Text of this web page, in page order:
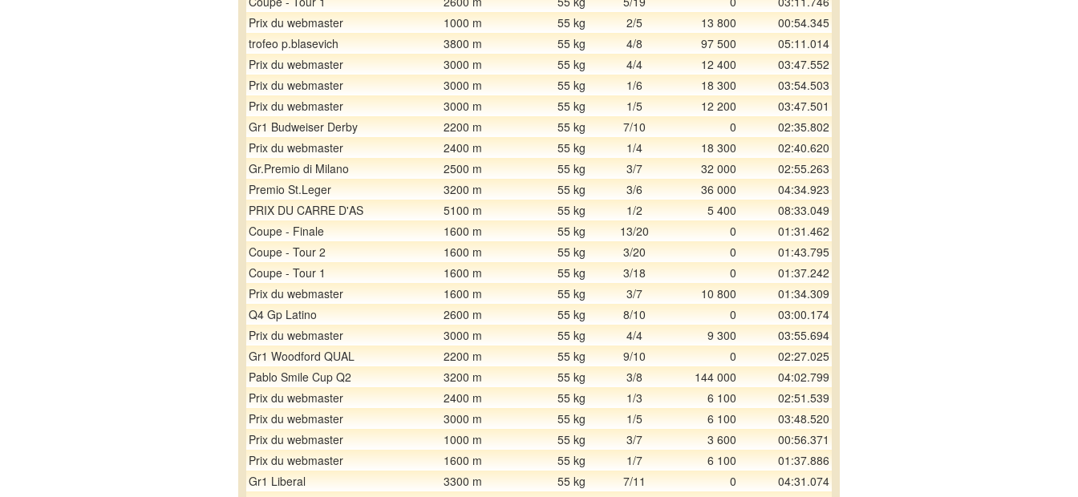
Prix du webmaster
1000 m 55 kg 2/5 13 800
00:54.345
trofeo p.blasevich
3800 m 55 kg 4/8 97 500
05:11.014
Prix du webmaster
3000 m 55 kg 4/4 12 400
03:47.552
Prix du webmaster
3000 m 55 kg 1/6 18 300
03:54.503
Prix du webmaster
3000 m 55 kg 1/5 12 200
03:47.501
Gr1 Budweiser Derby
2200 m 55 kg 7/10 0
02:35.802
Prix du webmaster
2400 m 55 kg 1/4 18 300
02:40.620
Gr.Premio di Milano
2500 m 55 kg 3/7 32 000
02:55.263
Premio St.Leger
3200 m 55 kg 3/6 36 000
04:34.923
PRIX DU CARRE D'AS
5100 m 55 kg 1/2 5 400
08:33.049
Coupe - Finale
1600 m 55 kg 13/20 0
01:31.462
Coupe - Tour 2
1600 m 55 kg 3/20 0
01:43.795
Coupe - Tour 1
1600 m 55 kg 3/18 0
01:37.242
Prix du webmaster
1600 m 55 kg 3/7 10 800
01:34.309
Q4 Gp Latino
2600 m 55 kg 8/10 0
03:00.174
Prix du webmaster
3000 m 55 kg 4/4 9 300
03:55.694
Gr1 Woodford QUAL
2200 m 55 kg 9/10 0
02:27.025
Pablo Smile Cup Q2
3200 m 55 kg 3/8 144 000
04:02.799
Prix du webmaster
2400 m 55 kg 1/3 6 100
02:51.539
Prix du webmaster
3000 m 55 kg 1/5 6 100
03:48.520
Prix du webmaster
1000 m 55 kg 3/7 3 600
00:56.371
Prix du webmaster
1600 m 55 kg 1/7 6 100
01:37.886
Gr1 Liberal
3300 m 55 kg 7/11 0
04:31.074